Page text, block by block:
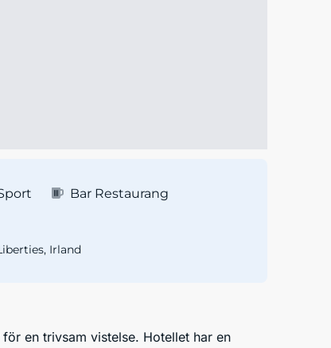
Bar Restaurang
Irland
en trivsam vistelse. Hotellet har en